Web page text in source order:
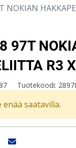
NOKIAN
97T
R3
Tuotekoodi:
saatavilla.